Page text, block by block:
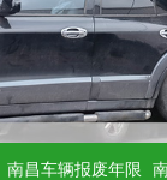
南昌车辆报废年限